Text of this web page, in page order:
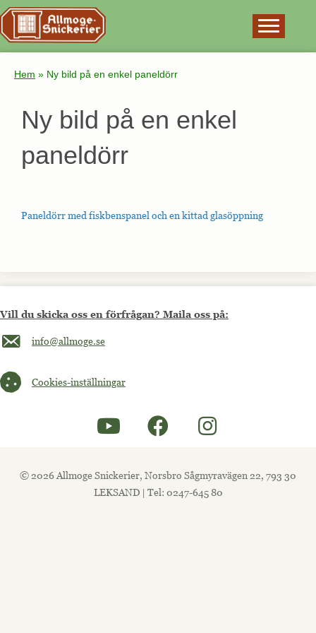
Hem » Ny bild på en enkel paneldörr
Ny bild på en enkel
paneldörr
Paneldörr med fiskbenspanel och en kittad glasöppning
Vill du skicka oss en förfrågan? Maila oss på:
Maila oss på info@allmoge.se
info@allmoge.se
Cookies-inställningar
Cookies-inställningar
© 2026 Allmoge Snickerier, Norsbro Sågmyravägen 22, 793 30
LEKSAND | Tel: 0247-645 80